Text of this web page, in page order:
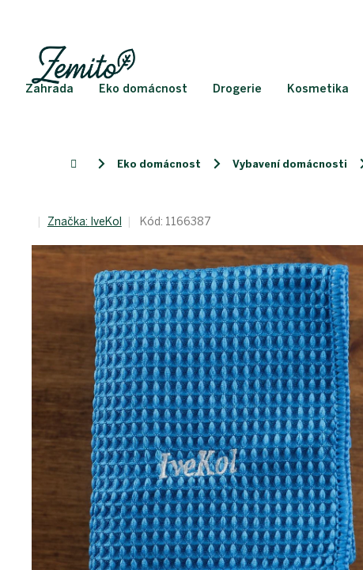
Zahrada Eko domácnost Drogerie Kosmetika
Domů Eko domácnost Vybavení domácnosti
Značka: IveKol Kód: 1166387